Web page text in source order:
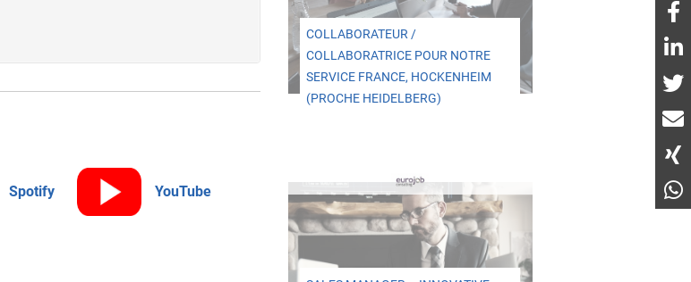
Spotify YouTube
COLLABORATEUR /
COLLABORATRICE POUR NOTRE
SERVICE FRANCE, HOCKENHEIM
(PROCHE HEIDELBERG)